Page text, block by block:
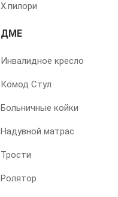
Х.пилори
ДМЕ
Инвалидное кресло
Комод Стул
Больничные койки
Надувной матрас
Трости
Ролятор